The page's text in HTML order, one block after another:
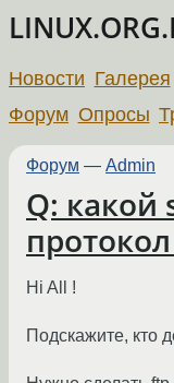
Новости Галерея
Форум Опросы
Форум — Admin
Q: какой
Hi All !
Подскажите, кто